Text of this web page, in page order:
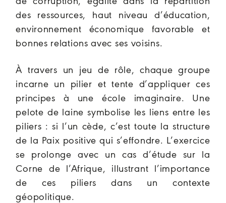
des ressources, haut niveau d’éducation,
environnement économique favorable et
bonnes relations avec ses voisins.
À travers un jeu de rôle, chaque groupe
incarne un pilier et tente d’appliquer ces
principes à une école imaginaire. Une
pelote de laine symbolise les liens entre les
piliers : si l’un cède, c’est toute la structure
de la Paix positive qui s’effondre. L’exercice
se prolonge avec un cas d’étude sur la
Corne de l’Afrique, illustrant l’importance
de ces piliers dans un contexte
géopolitique.